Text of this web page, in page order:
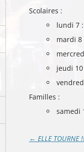
Scolaires :
lundi 7
mardi 8
jeudi
Familles :
samedi
Navigation
← ELLE TOURNE